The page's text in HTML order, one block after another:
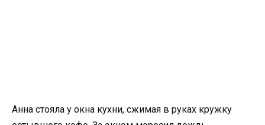
Анна стояла у окна кухни, сжимая в руках кружку